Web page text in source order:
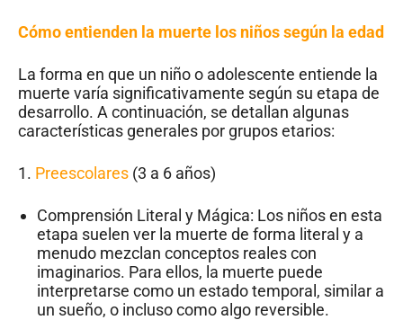
Cómo entienden la muerte los niños según la edad
La forma en que un niño o adolescente entiende la
muerte varía significativamente según su etapa de
desarrollo. A continuación, se detallan algunas
características generales por grupos etarios:
1. Preescolares (3 a 6 años)
Comprensión Literal y Mágica: Los niños en esta
etapa suelen ver la muerte de forma literal y a
menudo mezclan conceptos reales con
imaginarios. Para ellos, la muerte puede
interpretarse como un estado temporal, similar a
un sueño, o incluso como algo reversible.